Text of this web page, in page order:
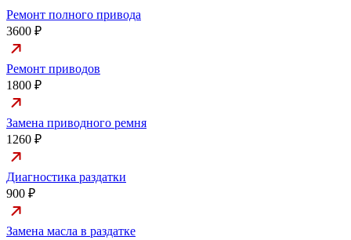
Ремонт полного привода
3600 ₽
Ремонт приводов
1800 ₽
Замена приводного ремня
1260 ₽
Диагностика раздатки
900 ₽
Замена масла в раздатке